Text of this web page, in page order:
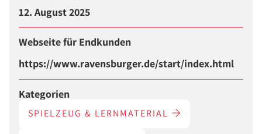
12. August 2025
Webseite für Endkunden
https://www.ravensburger.de/start/index.html
Kategorien
SPIELZEUG & LERNMATERIAL